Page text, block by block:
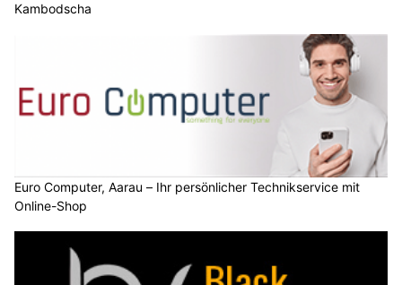
Kambodscha
Euro Computer, Aarau – Ihr persönlicher Technikservice mit
Online-Shop